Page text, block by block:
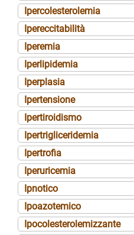
Ipercolesterolemia
Ipereccitabilità
Iperemia
Iperlipidemia
Iperplasia
Ipertensione
Ipertiroidismo
Ipertrigliceridemia
Ipertrofia
Iperuricemia
Ipnotico
Ipoazotemico
Ipocolesterolemizzante